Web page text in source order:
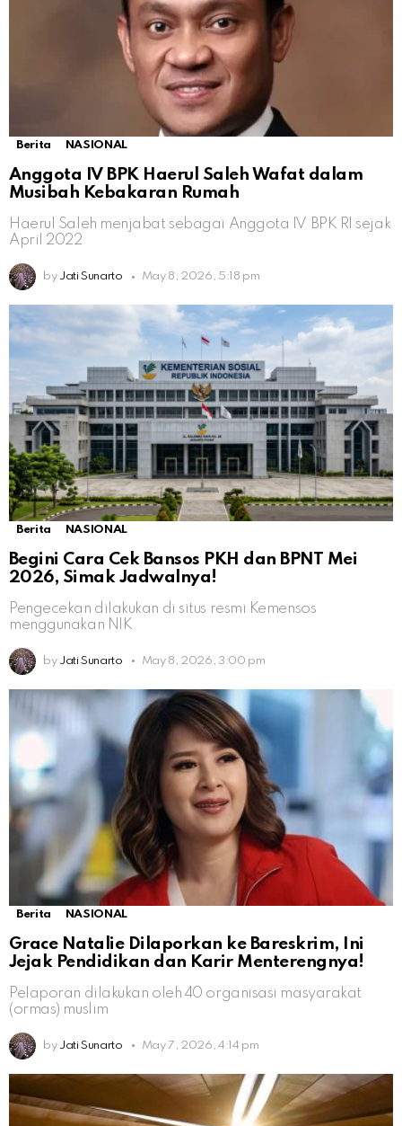
Berita NASIONAL
Anggota IV BPK Haerul Saleh Wafat dalam
Musibah Kebakaran Rumah
Haerul Saleh menjabat sebagai Anggota IV BPK RI sejak
April 2022
by Jati Sunarto May 8, 2026, 5:18 pm
Berita NASIONAL
Begini Cara Cek Bansos PKH dan BPNT Mei
2026, Simak Jadwalnya!
Pengecekan dilakukan di situs resmi Kemensos
menggunakan NIK
by Jati Sunarto May 8, 2026, 3:00 pm
Berita NASIONAL
Grace Natalie Dilaporkan ke Bareskrim, Ini
Jejak Pendidikan dan Karir Menterengnya!
Pelaporan dilakukan oleh 40 organisasi masyarakat
(ormas) muslim
by Jati Sunarto May 7, 2026, 4:14 pm